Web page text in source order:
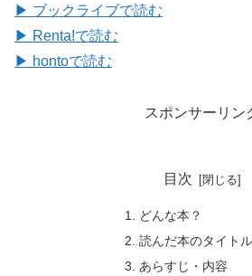
▶ ブックライブで読む
▶ Renta!で読む
▶ hontoで読む
スポンサーリン
目次
どんな本？
読んだ本のタイトル
あらすじ・内容